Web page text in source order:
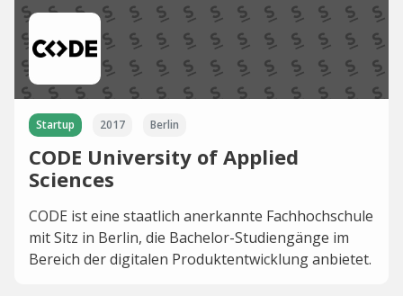
Startup 2017 Berlin
CODE University of Applied
Sciences
CODE ist eine staatlich anerkannte Fachhochschule
mit Sitz in Berlin, die Bachelor-Studiengänge im
Bereich der digitalen Produktentwicklung anbietet.